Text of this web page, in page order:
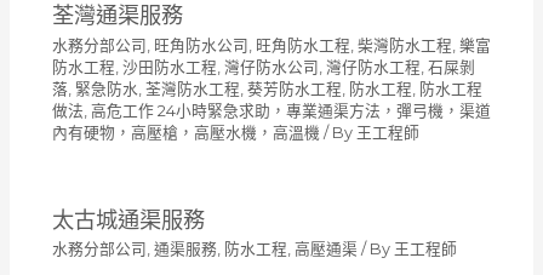
荃灣通渠服務
水務分部公司 旺角防水公司 旺角防水工程 柴灣防水工程 樂富
防水工程 沙田防水工程 灣仔防水公司 灣仔防水工程 石屎剝
落, 緊急防水 荃灣防水工程 葵芳防水工程 防水工程 防水工程
做法 高危工作 24小時緊急求助，專業通渠方法，彈弓機，渠道
內有硬物，高壓槍，高壓水機，高溫機 / By 王工程師
太古城通渠服務
水務分部公司 , 通渠服務, 防水工程, 高壓通渠 / By 王工程師